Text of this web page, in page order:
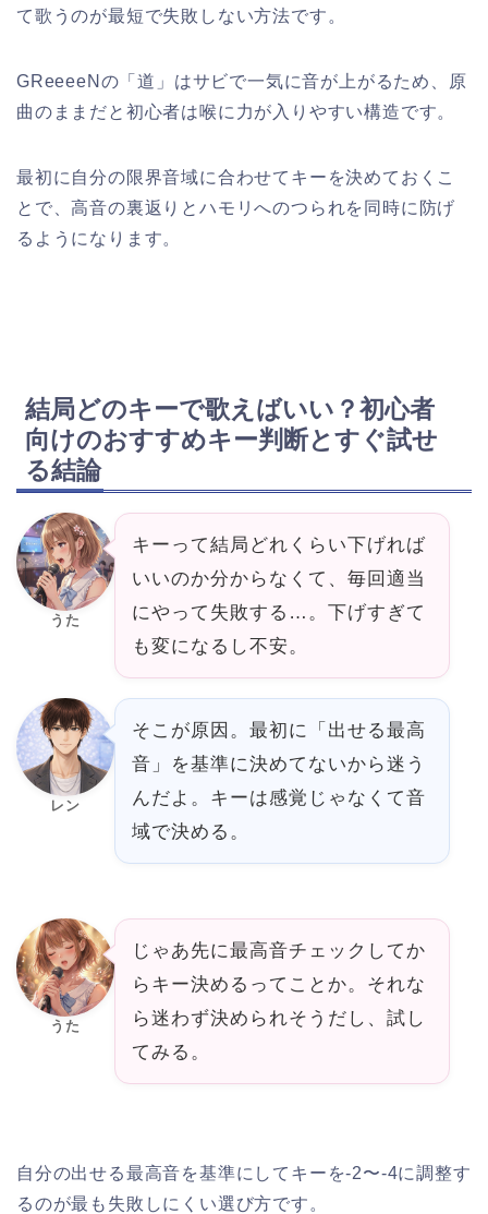
て歌うのが最短で失敗しない方法です。
GReeeeNの「道」はサビで一気に音が上がるため、原
曲のままだと初心者は喉に力が入りやすい構造です。
最初に自分の限界音域に合わせてキーを決めておくこ
とで、高音の裏返りとハモリへのつられを同時に防げ
るようになります。
結局どのキーで歌えばいい？初心者
向けのおすすめキー判断とすぐ試せ
る結論
うた
キーって結局どれくらい下げれば
いいのか分からなくて、毎回適当
にやって失敗する…。下げすぎて
も変になるし不安。
レン
そこが原因。最初に「出せる最高
音」を基準に決めてないから迷う
んだよ。キーは感覚じゃなくて音
域で決める。
うた
じゃあ先に最高音チェックしてか
らキー決めるってことか。それな
ら迷わず決められそうだし、試し
てみる。
自分の出せる最高音を基準にしてキーを-2〜-4に調整す
るのが最も失敗しにくい選び方です。